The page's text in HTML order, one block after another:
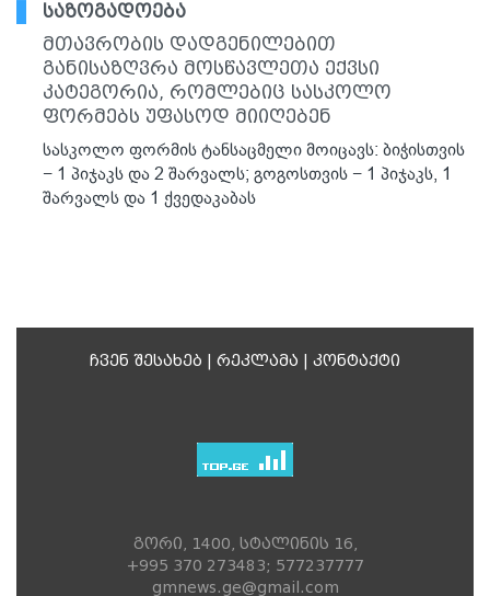
საზოგადოება
მთავრობის დადგენილებით
განისაზღვრა მოსწავლეთა ექვსი
კატეგორია, რომლებიც სასკოლო
ფორმებს უფასოდ მიიღებენ
სასკოლო ფორმის ტანსაცმელი მოიცავს: ბიჭისთვის
− 1 პიჯაკს და 2 შარვალს; გოგოსთვის − 1 პიჯაკს, 1
შარვალს და 1 ქვედაკაბას
ჩვენ შესახებ რეკლამა კონტაქტი
გორი, 1400, სტალინის 16,
+995 370 273483; 577237777
gmnews.ge@gmail.com